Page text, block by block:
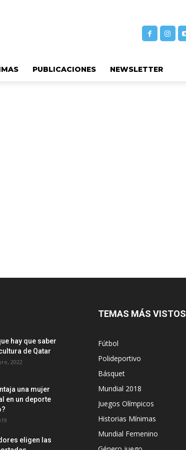
PUBLICACIONES NEWSLETTER
hay que saber
de Qatar
2022
una mujer
en un deporte
eligen las
TEMAS MÁS VISTOS
Fútbol
Polideportivo
Básquet
Mundial 2018
Juegos Olímpicos
Historias Mínimas
Mundial Femenino